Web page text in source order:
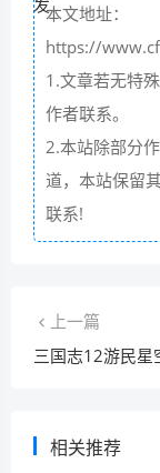
本文地址：
https://
1.文章若无特
作者联系。
2.本站除部分
道，本站保留
联系!
上一篇
相关推荐